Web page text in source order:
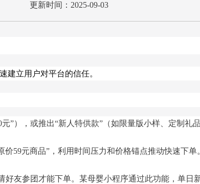
更新时间：2025-09-03
建立用户对平台的信任。
”），或推出“新人特供款”（如限量版小样、定制礼
价59元商品”，利用时间压力和价格锚点推动快速下
好友参团才能下单。某母婴小程序通过此功能，单日